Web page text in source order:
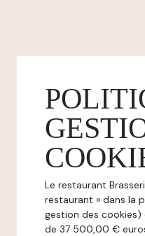
Le restaurant
restaurant » dans la
gestion des
de 37 500,00 €